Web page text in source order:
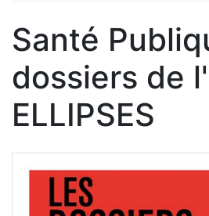
Santé
dossiers de
ELLIPSES